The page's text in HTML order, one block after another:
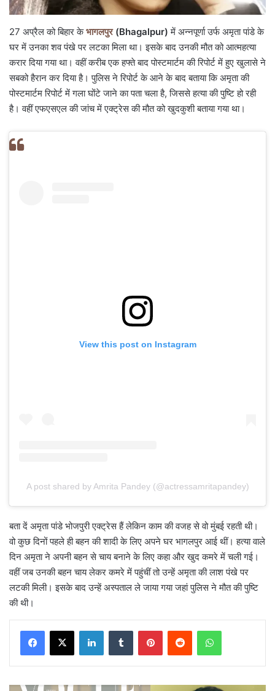
27 अप्रैल को बिहार के भागलपुर (Bhagalpur) में अन्नपूर्णा उर्फ अमृता पांडे के
घर में उनका शव पंखे पर लटका मिला था। इसके बाद उनकी मौत को आत्महत्या
करार दिया गया था। वहीं करीब एक हफ्ते बाद पोस्टमार्टम की रिपोर्ट में हुए खुलासे ने
सबको हैरान कर दिया है। पुलिस ने रिपोर्ट के आने के बाद बताया कि अमृता की
पोस्टमार्टम रिपोर्ट में गला घोंटे जाने का पता चला है, जिससे हत्या की पुष्टि हो रही
है। वहीं एफएसएल की जांच में एक्ट्रेस की मौत को खुदकुशी बताया गया था।
View this post on Instagram
A post shared by Amrita Pandey (@actressamritapandey)
बता दें अमृता पांडे भोजपुरी एक्ट्रेस हैं लेकिन काम की वजह से वो मुंबई रहती थी।
वो कुछ दिनों पहले ही बहन की शादी के लिए अपने घर भागलपुर आई थीं। हत्या वाले
दिन अमृता ने अपनी बहन से चाय बनाने के लिए कहा और खुद कमरे में चली गई।
वहीं जब उनकी बहन चाय लेकर कमरे में पहुंचीं तो उन्हें अमृता की लाश पंखे पर
लटकी मिली। इसके बाद उन्हें अस्पताल ले जाया गया जहां पुलिस ने मौत की पुष्टि
की थी।
LinkedInTumblr PinterestReddit WhatsApp